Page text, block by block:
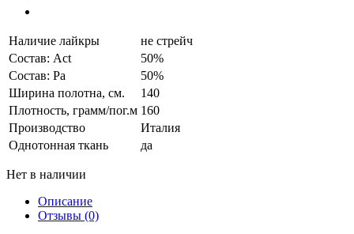
Наличие лайкры
не стрейч
Состав: Act
50%
Состав: Pa
50%
Ширина полотна, см.
140
Плотность, грамм/пог.м 160
Производство
Италия
Однотонная ткань
да
Нет в наличии
Описание
Отзывы (0)